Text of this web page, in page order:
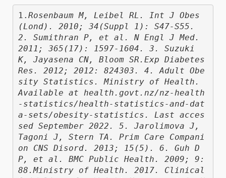
1. Rosenbaum M, Leibel RL. Int J Obes
(Lond). 2010; 34(Suppl 1): S47-S55.
2. Sumithran P, et al. N Engl J Med.
2011; 365(17): 1597-1604. 3. Suzuki
K, Jayasena CN, Bloom SR.Exp Diabetes
Res. 2012; 2012: 824303. 4. Adult Obe
sity Statistics. Ministry of Health.
Available at health.govt.nz/nz-health
-statistics/health-statistics-and-dat
a-sets/obesity-statistics. Last acces
sed September 2022. 5. Jarolimova J,
Tagoni J, Stern TA. Prim Care Compani
on CNS Disord. 2013; 15(5). 6. Guh D
P, et al. BMC Public Health. 2009; 9:
88.Ministry of Health. 2017. Clinical